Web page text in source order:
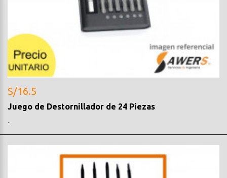
S/16.5
Juego de Destornillador de 24 Piezas
..